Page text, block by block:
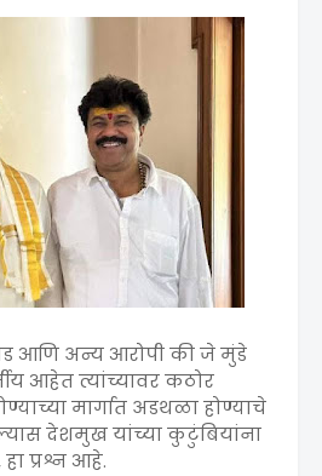
आणि अन्य आरोपी की जे मुंडे
आहेत त्यांच्यावर कठोर
मार्गात अडथळा होण्याचे
देशमुख यांच्या कुटुंबियांना
प्रश्न आहे.